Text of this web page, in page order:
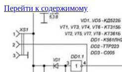
Перейти к содержимому